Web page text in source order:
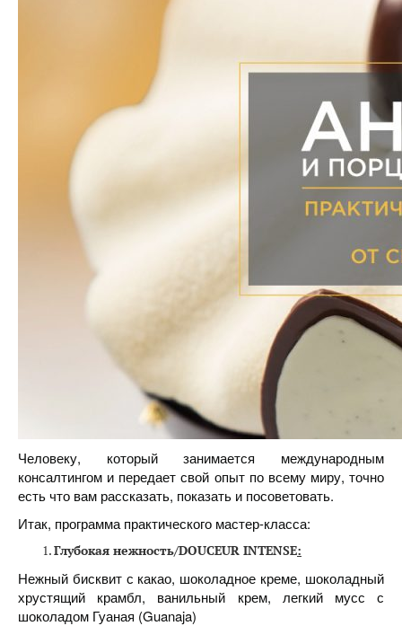
Человеку, который занимается международным
консалтингом и передает свой опыт по всему миру, точно
есть что вам рассказать, показать и посоветовать.
Итак, программа практического мастер-класса:
Глубокая нежность/DOUCEUR INTENSE:
Нежный бисквит с какао, шоколадное креме, шоколадный
хрустящий крамбл, ванильный крем, легкий мусс с
шоколадом Гуаная (Guanaja)